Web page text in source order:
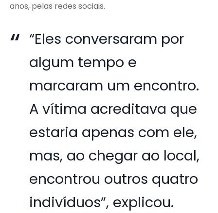
anos, pelas redes sociais.
“Eles conversaram por
algum tempo e
marcaram um encontro.
A vítima acreditava que
estaria apenas com ele,
mas, ao chegar ao local,
encontrou outros quatro
indivíduos”, explicou.